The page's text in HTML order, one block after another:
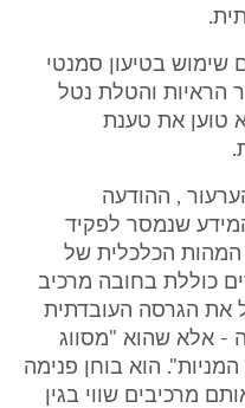
בטיעון סמנטי
הראיות והטלת נטל
טוען את טענת
, ההודעה
שנמסר לפקיד
הכלכלית של
כוללת בחובה מרכיב
את הגרסה העובדתית
- אלא שהוא "מסווג
הוא בוחן פנימה
מרכיבים שווי בגין